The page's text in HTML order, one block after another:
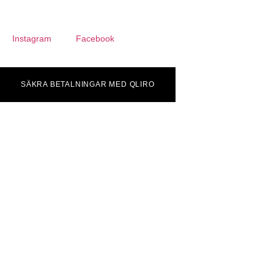
Instagram Facebook
SÄKRA BETALNINGAR MED QLIRO